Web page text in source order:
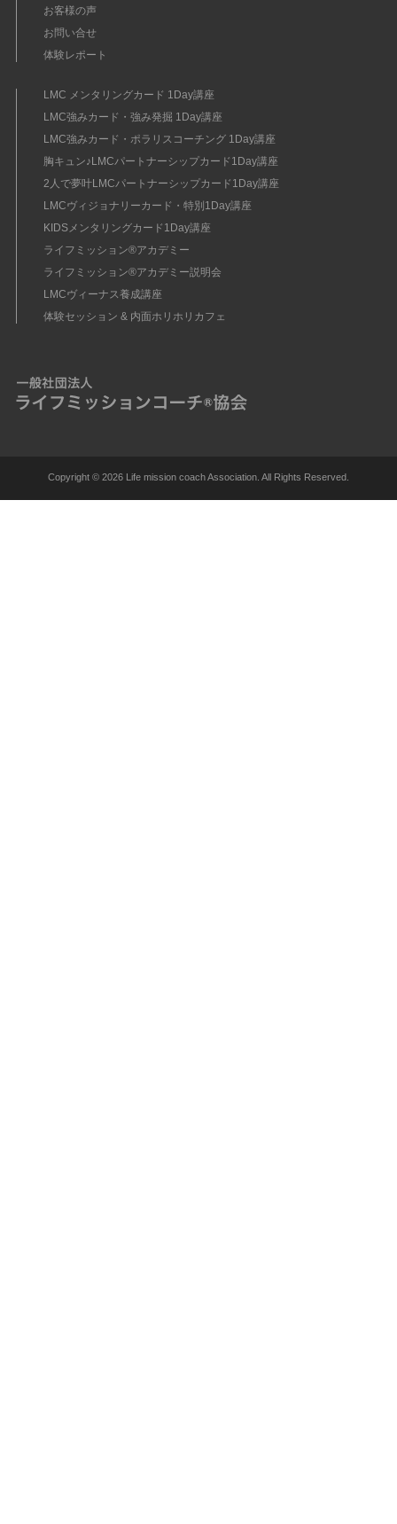
お客様の声
お問い合せ
体験レポート
LMC メンタリングカード 1Day講座
LMC強みカード・強み発掘 1Day講座
LMC強みカード・ポラリスコーチング 1Day講座
胸キュン♪LMCパートナーシップカード1Day講座
2人で夢叶LMCパートナーシップカード1Day講座
LMCヴィジョナリーカード・特別1Day講座
KIDSメンタリングカード1Day講座
ライフミッション®︎アカデミー
ライフミッション®︎アカデミー説明会
LMCヴィーナス養成講座
体験セッション & 内面ホリホリカフェ
Copyright © 2026 Life mission coach Association. All Rights Reserved.